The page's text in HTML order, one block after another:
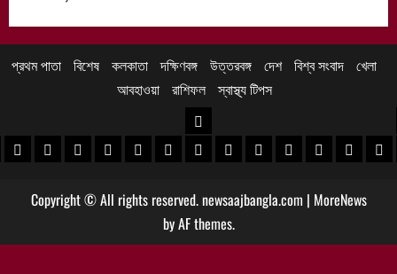
প্রথম পাতা বিশেষ কলকাতা দক্ষিণবঙ্গ উত্তরবঙ্গ দেশ বিশ্ব সংবাদ খেলা
আবহাওয়া
রাশিফল স্বাস্থ্য টিপস
খবর
খবর
পুরুলিয়া খবর
বাঁকুড়া খবরপশ্চিম বর্ধমান খবর
পূর্ব বর্ধমান খবর
বীরভূম খবরমুর্শিদাবাদ খবর
উত্তরবঙ্গ
কোচবিহার নিউজ
আলিপুরদুয়ার খবর
জলপাইগুড়ি খবর
শিলিগুড়ি খবর
উত্তরদক্ষিণ
Copyright © All rights reserved. newsaajbangla.com | MoreNews
by AF themes.